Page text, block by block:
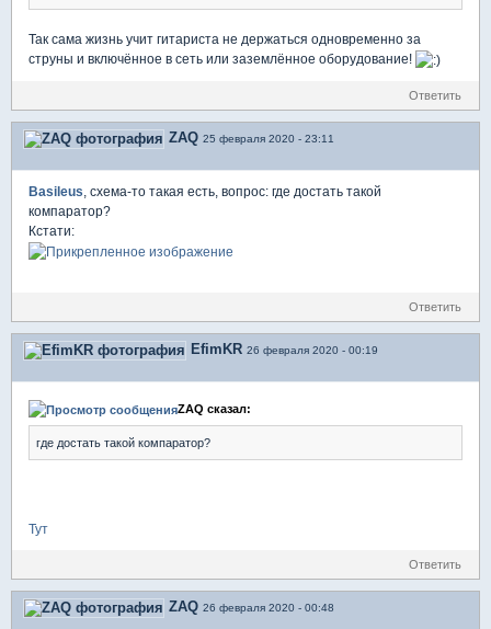
Так сама жизнь учит гитариста не держаться одновременно за
струны и включённое в сеть или заземлённое оборудование!
Ответить
ZAQ 25 февраля 2020 - 23:11
Basileus, схема-то такая есть, вопрос: где достать такой
компаратор?
Кстати:
Ответить
EfimKR 26 февраля 2020 - 00:19
ZAQ сказал:
где достать такой компаратор?
Тут
Ответить
ZAQ 26 февраля 2020 - 00:48